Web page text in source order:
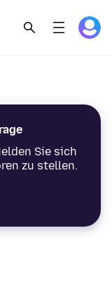
Sie sich
zu stellen.